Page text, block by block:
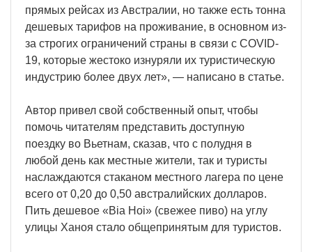
прямых рейсах из Австралии, но также есть тонна
дешевых тарифов на проживание, в основном из-
за строгих ограничений страны в связи с COVID-
19, которые жестоко изнуряли их туристическую
индустрию более двух лет», — написано в статье.
Автор привел свой собственный опыт, чтобы
помочь читателям представить доступную
поездку во Вьетнам, сказав, что с полудня в
любой день как местные жители, так и туристы
наслаждаются стаканом местного лагера по цене
всего от 0,20 до 0,50 австралийских долларов.
Пить дешевое «Bia Hoi» (свежее пиво) на углу
улицы Ханоя стало общепринятым для туристов.